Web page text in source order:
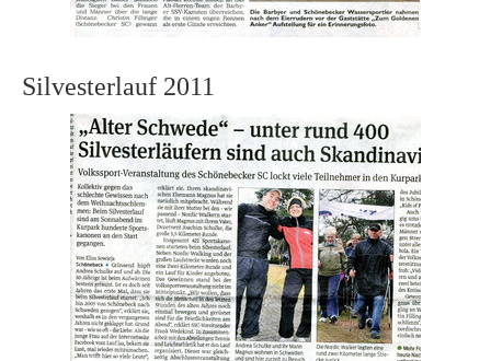
Silvesterlauf 2011